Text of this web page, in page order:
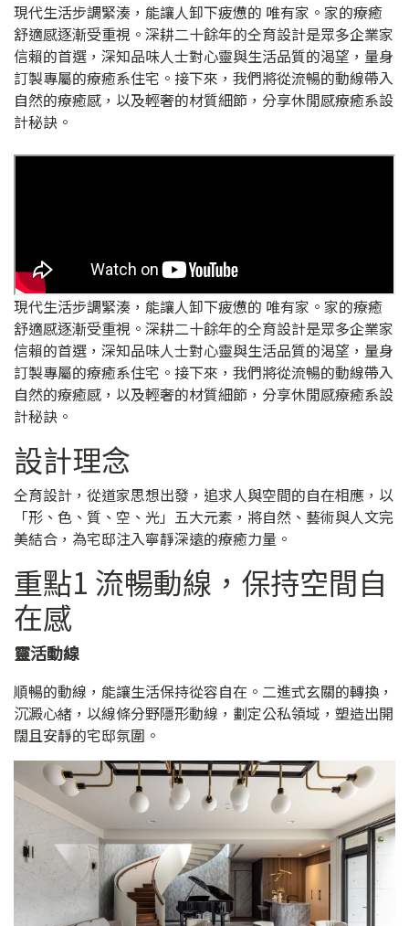
現代生活步調緊湊，能讓人卸下疲憊的 唯有家。家的療癒
舒適感逐漸受重視。深耕二十餘年的仝育設計是眾多企業家
信賴的首選，深知品味人士對心靈與生活品質的渴望，量身
訂製專屬的療癒系住宅。接下來，我們將從流暢的動線帶入
自然的療癒感，以及輕奢的材質細節，分享休閒感療癒系設
計秘訣。
現代生活步調緊湊，能讓人卸下疲憊的 唯有家。家的療癒
舒適感逐漸受重視。深耕二十餘年的仝育設計是眾多企業家
信賴的首選，深知品味人士對心靈與生活品質的渴望，量身
訂製專屬的療癒系住宅。接下來，我們將從流暢的動線帶入
自然的療癒感，以及輕奢的材質細節，分享休閒感療癒系設
計秘訣。
設計理念
仝育設計，從道家思想出發，追求人與空間的自在相應，以
「形、色、質、空、光」五大元素，將自然、藝術與人文完
美結合，為宅邸注入寧靜深遠的療癒力量。
重點1 流暢動線，保持空間自
在感
靈活動線
順暢的動線，能讓生活保持從容自在。二進式玄關的轉換，
沉澱心緒，以線條分野隱形動線，劃定公私領域，塑造出開
闊且安靜的宅邸氛圍。